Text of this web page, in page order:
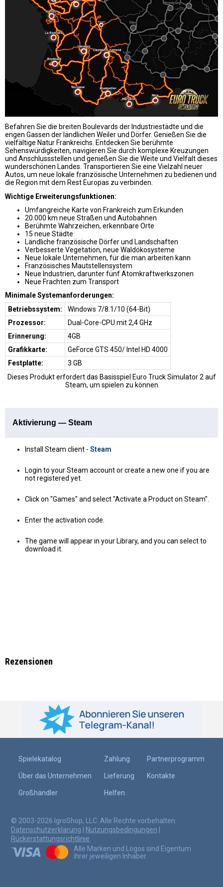
Befahren Sie die breiten Boulevards der Industriestädte und die
engen Gassen der ländlichen Weiler und Dörfer. Genießen Sie die
vielfältige Natur Frankreichs. Entdecken Sie berühmte
Sehenswürdigkeiten, navigieren Sie durch komplexe Kreuzungen
und Anschlussstellen und genießen Sie die Weite und Vielfalt dieses
wunderschönen Landes. Transportieren Sie eine Vielzahl neuer
Autos, um neue lokale französische Unternehmen zu bedienen und
die Region mit dem Rest Europas zu verbinden.
Wichtige Erweiterungsfunktionen:
Umfangreiche Karte von Frankreich zum Erkunden
20.000 km neue Straßen und Autobahnen
Berühmte Wahrzeichen, erkennbare Orte
15 neue Städte
Ländliche französische Dörfer und Landschaften
Verbesserte Vegetation, neue Waldökosysteme
Neue lokale Unternehmen, für die man arbeiten kann
Französisches Mautstellensystem
Neue Industrien, darunter fünf Atomkraftwerkszonen
Neue Frachten zum Transport
Minimale Systemanforderungen:
Betriebssystem:
Windows 7/8.1/10 (64-Bit)
Prozessor:
Dual-Core-CPU mit 2,4 GHz
Erinnerung:
4GB
Grafikkarte:
GeForce GTS 450/ Intel HD 4000
Festplatte:
3 GB
Dieses Produkt erfordert das Basisspiel Euro Truck Simulator 2 auf
Steam, um spielen zu können
Aktivierung — Steam
Install Steam client - Steam
Login to your Steam account or create a new one if you are
not registered yet.
Click on "Games" and select "Activate a Product on Steam".
Enter the activation code.
The game will appear in your Library, and you can select to
download it.
Rezensionen
Spielekatalog
Über das Unternehmen
Großhändler
Zahlung
Lieferung
Helfen
Partnerprogramm
Kontakte
© 2003-2026 IgroShop, LLC. Alle Rechte vorbehalten.
Datenschutzerklärung
Nutzungsbedingungen
Rückerstattungsrichtlinie.
Alle Marken und Logos sind Eigentum
ihrer jeweiligen Inhaber.